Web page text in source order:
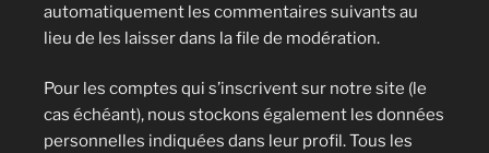
automatiquement les commentaires suivants au
lieu de les laisser dans la file de modération.
Pour les comptes qui s’inscrivent sur notre site (le
cas échéant), nous stockons également les données
personnelles indiquées dans leur profil. Tous les